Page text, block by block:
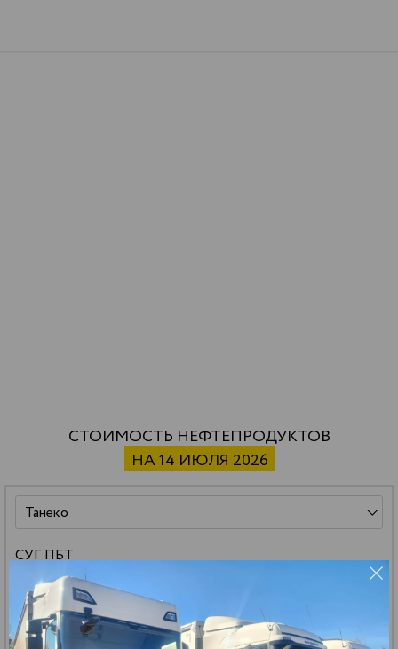
СТОИМОСТЬ НЕФТЕПРОДУКТОВ
НА 14 ИЮЛЯ 2026
СУГ ПБТ
59 500 р.*
цена за тонну цена за литр
Бензин АИ-92 авто
151 000 р.
цена за тонну
112.94 р.*
цена за литр
РАСЧЕТ
ДОСТАВКИ